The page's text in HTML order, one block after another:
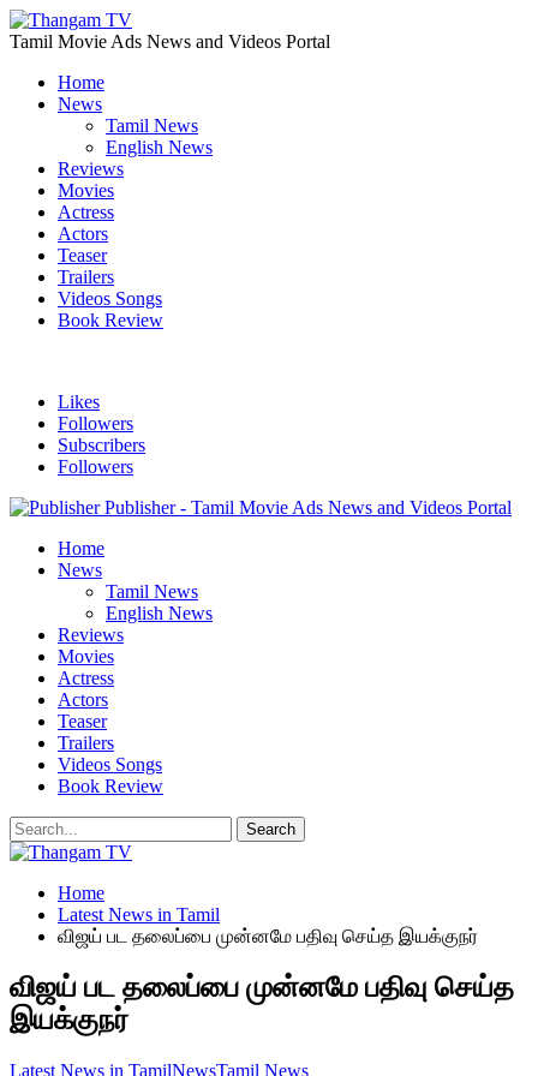
Tamil Movie Ads News and Videos Portal
Home
News
Tamil News
English News
Reviews
Movies
Actress
Actors
Teaser
Trailers
Videos Songs
Book Review
Likes
Followers
Subscribers
Followers
Publisher - Tamil Movie Ads News and Videos Portal
Home
News
Tamil News
English News
Reviews
Movies
Actress
Actors
Teaser
Trailers
Videos Songs
Book Review
Home
Latest News in Tamil
விஜய் பட தலைப்பை முன்னமே பதிவு செய்த இயக்குநர்
விஜய் பட தலைப்பை முன்னமே பதிவு செய்த
இயக்குநர்
Latest News in TamilNewsTamil News